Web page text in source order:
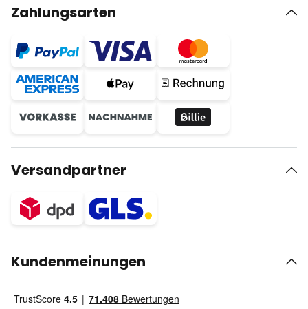
Zahlungsarten
Versandpartner
Kundenmeinungen